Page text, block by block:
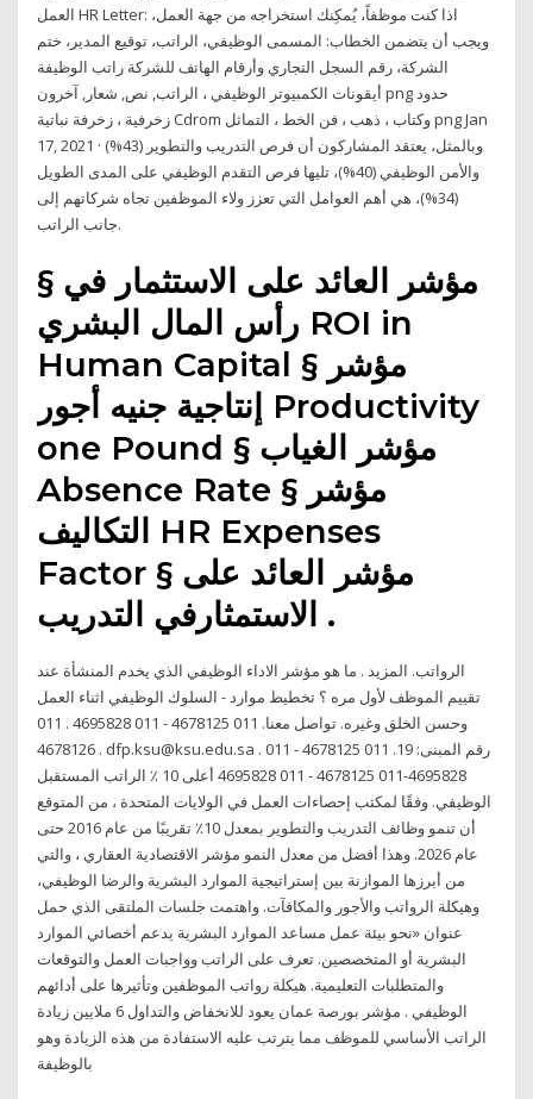
العمل HR Letter: اذا كنت موظفاً، يُمكِنك استخراجه من جهة العمل،
ويجب أن يتضمن الخطاب: المسمى الوظيفي، الراتب، توقيع المدير، ختم
الشركة، رقم السجل التجاري وأرقام الهاتف للشركة راتب الوظيفة
أيقونات الكمبيوتر الوظيفي ، الراتب, نص, شعار, آخرون png حدود
زخرفية ، زخرفة نباتية Cdrom وكتاب ، ذهب ، فن الخط ، التماثل png Jan
17, 2021 · وبالمثل، يعتقد المشاركون أن فرص التدريب والتطوير (43%)
والأمن الوظيفي (40%)، تليها فرص التقدم الوظيفي على المدى الطويل
(34%)، هي أهم العوامل التي تعزز ولاء الموظفين تجاه شركاتهم إلى
جانب الراتب.
§ مؤشر العائد على الاستثمار في
رأس المال البشري ROI in
Human Capital § مؤشر
إنتاجية جنيه أجور Productivity
one Pound § مؤشر الغياب
Absence Rate § مؤشر
التكاليف HR Expenses
Factor § مؤشر العائد على
الاستمثارفي التدريب .
الرواتب. المزيد . ما هو مؤشر الاداء الوظيفي الذي يخدم المنشأة عند
تقييم الموظف لأول مره ؟ تخطيط موارد - السلوك الوظيفي اثناء العمل
وحسن الخلق وغيره. تواصل معنا. 011 4678125 - 011 4695828 . 011
4678126 . dfp.ksu@ksu.edu.sa . رقم المبنى: 19. 011 4678125 - 011
4695828-011 4678125 - 011 4695828 أعلى 10 ٪ الراتب المستقبل
الوظيفي. وفقًا لمكتب إحصاءات العمل في الولايات المتحدة ، من المتوقع
أن تنمو وظائف التدريب والتطوير بمعدل 10٪ تقريبًا من عام 2016 حتى
عام 2026. وهذا أفضل من معدل النمو مؤشر الاقتصادية العقاري ، والتي
من أبرزها الموازنة بين إستراتيجية الموارد البشرية والرضا الوظيفي،
وهيكلة الرواتب والأجور والمكافآت. واهتمت جلسات الملتقى الذي حمل
عنوان «نحو بيئة عمل مساعد الموارد البشرية يدعم أخصائي الموارد
البشرية أو المتخصصين. تعرف على الراتب وواجبات العمل والتوقعات
والمتطلبات التعليمية. هيكلة رواتب الموظفين وتأثيرها على أدائهم
الوظيفي . مؤشر بورصة عمان يعود للانخفاض والتداول 6 ملايين زيادة
الراتب الأساسي للموظف مما يترتب عليه الاستفادة من هذه الزيادة وهو
بالوظيفة